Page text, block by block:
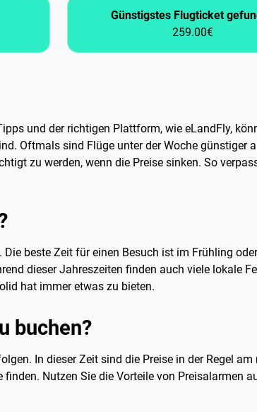
Günstigstes Flugticket
259.00€
und der richtigen Plattform, wie eLandFly,
Oftmals sind Flüge unter der Woche günstiger
zu werden, wenn die Preise sinken. So
beste Zeit für einen Besuch ist im Frühling
dieser Jahreszeiten finden auch viele lokale
hat immer etwas zu bieten.
buchen?
In dieser Zeit sind die Preise in der Regel am
Nutzen Sie die Vorteile von Preisalarmen